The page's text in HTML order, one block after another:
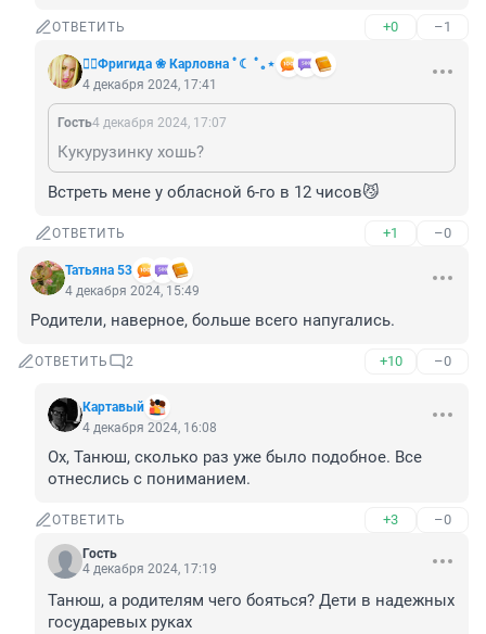
ОТВЕТИТЬ +0 –1
❤️‍🔥Фригида ❀ Карловна ﾟ☾ ﾟ｡⋆
4 декабря 2024, 17:41
Гость4 декабря 2024, 17:07
Кукурузинку хошь?
Встреть мене у обласной 6-го в 12 чисов😼
ОТВЕТИТЬ +1 –0
Татьяна 53
4 декабря 2024, 15:49
Родители, наверное, больше всего напугались.
ОТВЕТИТЬ 2 +10 –0
Картавый
4 декабря 2024, 16:08
Ох, Танюш, сколько раз уже было подобное. Все
отнеслись с пониманием.
ОТВЕТИТЬ +3 –0
Гость
4 декабря 2024, 17:19
Танюш, а родителям чего бояться? Дети в надежных
государевых руках